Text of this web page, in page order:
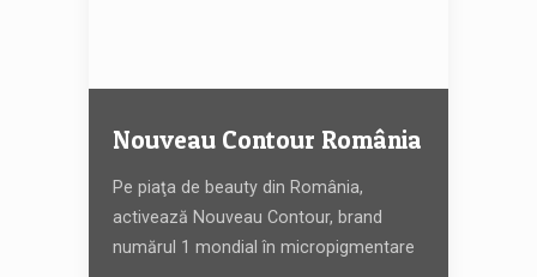
Nouveau Contour România
Pe piaţa de beauty din România,
activează Nouveau Contour, brand
numărul 1 mondial în micropigmentare